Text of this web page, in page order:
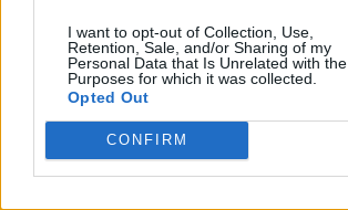
I want to opt-out of Collection, Use,
Retention, Sale, and/or Sharing of my
Personal Data that Is Unrelated with the
Purposes for which it was collected.
Opted Out
CONFIRM